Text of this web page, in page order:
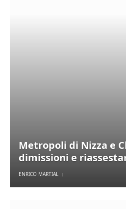
Metropoli di Nizza e
dimissioni e
ENRICO MARTIAL